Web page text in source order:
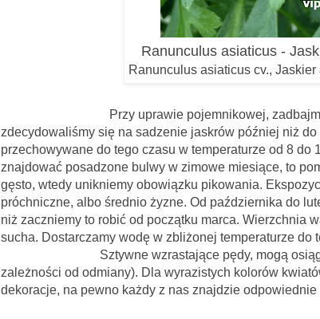
Ranunculus asiaticus -
Ranunculus asiaticus cv.,
Przy uprawie pojemnikowej, zadbajmy, aby
zdecydowaliśmy się na sadzenie jaskrów później niż
przechowywane do tego czasu w temperaturze od 8
znajdować posadzone bulwy w zimowe miesiące, to
gęsto, wtedy unikniemy obowiązku pikowania.
próchniczne, albo średnio żyzne. Od października do
niż zaczniemy to robić od początku marca. Wierzchnia
sucha. Dostarczamy wodę w zbliżonej temperaturze do
Sztywne wzrastające pędy, mogą osiągnąć
zależności od odmiany). Dla wyrazistych kolorów
dekoracje, na pewno każdy z nas znajdzie